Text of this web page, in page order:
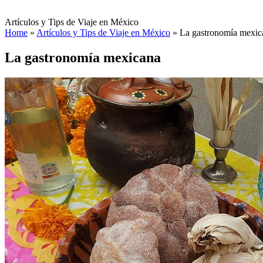
Artículos y Tips de Viaje en México
Home » Artículos y Tips de Viaje en México » La gastronomía
La gastronomía mexicana